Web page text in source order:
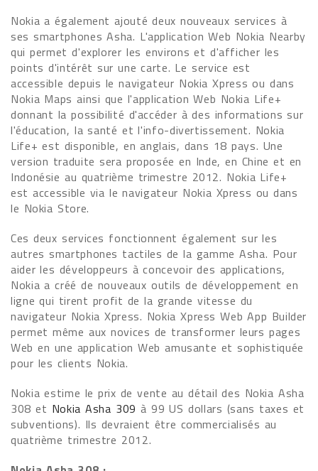
Nokia a également ajouté deux nouveaux services à
ses smartphones Asha. L'application Web Nokia Nearby
qui permet d'explorer les environs et d'afficher les
points d'intérêt sur une carte. Le service est
accessible depuis le navigateur Nokia Xpress ou dans
Nokia Maps ainsi que l'application Web Nokia Life+
donnant la possibilité d'accéder à des informations sur
l'éducation, la santé et l'info-divertissement. Nokia
Life+ est disponible, en anglais, dans 18 pays. Une
version traduite sera proposée en Inde, en Chine et en
Indonésie au quatrième trimestre 2012. Nokia Life+
est accessible via le navigateur Nokia Xpress ou dans
le Nokia Store.
Ces deux services fonctionnent également sur les
autres smartphones tactiles de la gamme Asha. Pour
aider les développeurs à concevoir des applications,
Nokia a créé de nouveaux outils de développement en
ligne qui tirent profit de la grande vitesse du
navigateur Nokia Xpress. Nokia Xpress Web App Builder
permet même aux novices de transformer leurs pages
Web en une application Web amusante et sophistiquée
pour les clients Nokia.
Nokia estime le prix de vente au détail des Nokia Asha
308 et Nokia Asha 309à 99 US dollars (sans taxes et
subventions). Ils devraient être commercialisés au
quatrième trimestre 2012.